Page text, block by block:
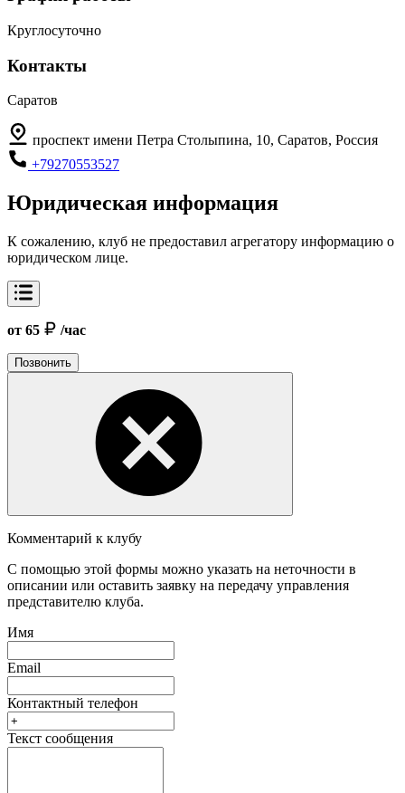
Круглосуточно
Контакты
Саратов
проспект имени Петра Столыпина, 10, Саратов, Россия
+79270553527
Юридическая информация
К сожалению, клуб не предоставил агрегатору информацию о
юридическом лице.
от 65 /час
Позвонить
Комментарий к клубу
С помощью этой формы можно указать на неточности в
описании или оставить заявку на передачу управления
представителю клуба.
Имя
Email
Контактный телефон
Текст сообщения